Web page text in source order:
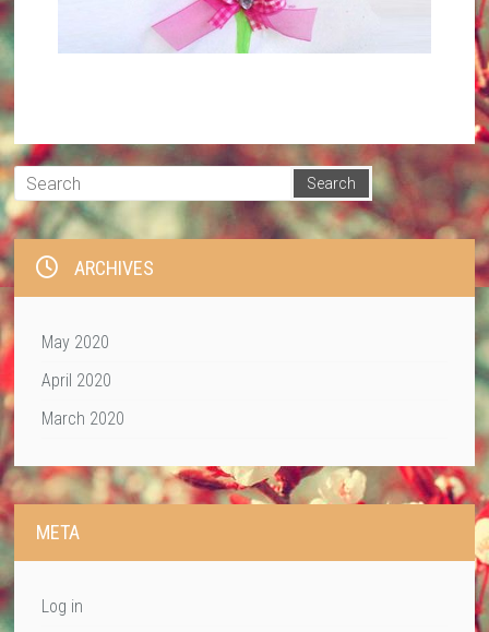
ARCHIVES
May 2020
April 2020
March 2020
META
Log in